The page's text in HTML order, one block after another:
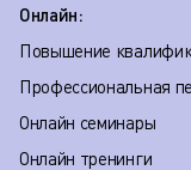
Онлайн:
Повышение
Профессиональная
Онлайн семинары
Онлайн тренинги